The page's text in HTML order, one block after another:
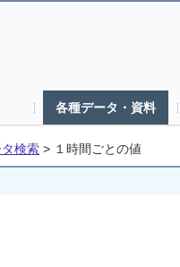
各種データ・資料
検索 > １時間ごとの値